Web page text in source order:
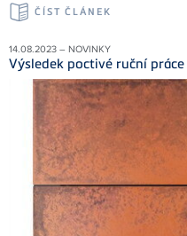
ČÍST ČLÁNEK
14.08.2023 – NOVINKY
Výsledek poctivé ruční práce